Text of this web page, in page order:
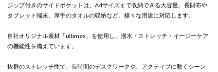
ジップ付きのサイドポケットは、A4サイズまで収納できる大容量。長財布や
タブレット端末、厚手のタオルの収納など、様々な用途に対応します。
自社オリジナル素材「ultimex」を使用し、撥水・ストレッチ・イージーケア
の機能性を備えています。
抜群のストレッチ性で、長時間のデスクワークや、アクティブに動くシーン